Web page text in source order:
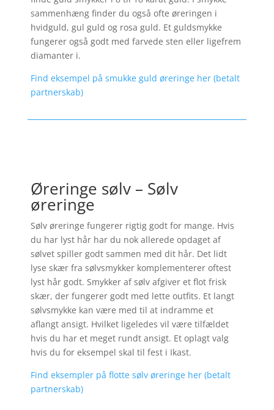
sammenhæng finder du også ofte øreringen i
hvidguld, gul guld og rosa guld. Et guldsmykke
fungerer også godt med farvede sten eller ligefrem
diamanter i.
Find eksempel på smukke guld øreringe her (betalt
partnerskab)
Øreringe sølv – Sølv
øreringe
Sølv øreringe fungerer rigtig godt for mange. Hvis
du har lyst hår har du nok allerede opdaget af
sølvet spiller godt sammen med dit hår. Det lidt
lyse skær fra sølvsmykker komplementerer oftest
lyst hår godt. Smykker af sølv afgiver et flot frisk
skær, der fungerer godt med lette outfits. Et langt
sølvsmykke kan være med til at indramme et
aflangt ansigt. Hvilket ligeledes vil være tilfældet
hvis du har et meget rundt ansigt. Et oplagt valg
hvis du for eksempel skal til fest i Ikast.
Find eksempler på flotte sølv øreringe her (betalt
partnerskab)